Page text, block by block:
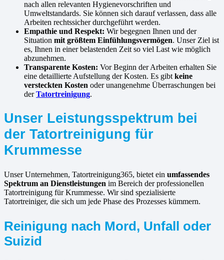
nach allen relevanten Hygienevorschriften und
Umweltstandards. Sie können sich darauf verlassen, dass alle
Arbeiten rechtssicher durchgeführt werden.
Empathie und Respekt: Wir begegnen Ihnen und der
Situation mit größtem Einfühlungsvermögen. Unser Ziel ist
es, Ihnen in einer belastenden Zeit so viel Last wie möglich
abzunehmen.
Transparente Kosten: Vor Beginn der Arbeiten erhalten Sie
eine detaillierte Aufstellung der Kosten. Es gibt keine
versteckten Kosten oder unangenehme Überraschungen bei
derTatortreinigung.
Unser Leistungsspektrum bei
der Tatortreinigung für
Krummesse
Unser Unternehmen, Tatortreinigung365, bietet ein umfassendes
Spektrum an Dienstleistungen im Bereich der professionellen
Tatortreinigung für Krummesse. Wir sind spezialisierte
Tatortreiniger, die sich um jede Phase des Prozesses kümmern.
Reinigung nach Mord, Unfall oder
Suizid